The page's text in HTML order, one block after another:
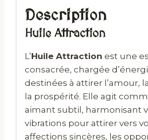
Description
Huile Attraction
L’Huile Attraction est une
consacrée, chargée
destinées à attirer l’amour,
la prospérité. Elle agit
aimant subtil, harmonisant
vibrations pour attirer vers
affections sincères, les